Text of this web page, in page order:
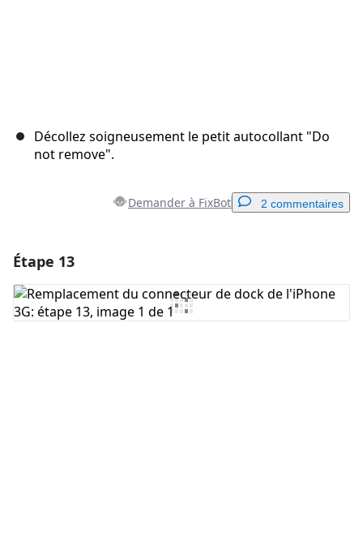
Décollez soigneusement le petit autocollant "Do
not remove".
Demander à FixBot 2 commentaires
Ajouter un commentaire
Étape 13